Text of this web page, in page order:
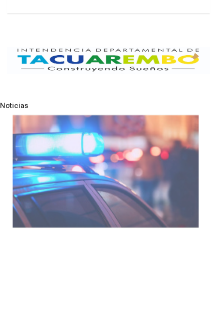
Noticias
NOTICIAS